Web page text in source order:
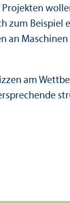
Beispiel
an Maschinen
am